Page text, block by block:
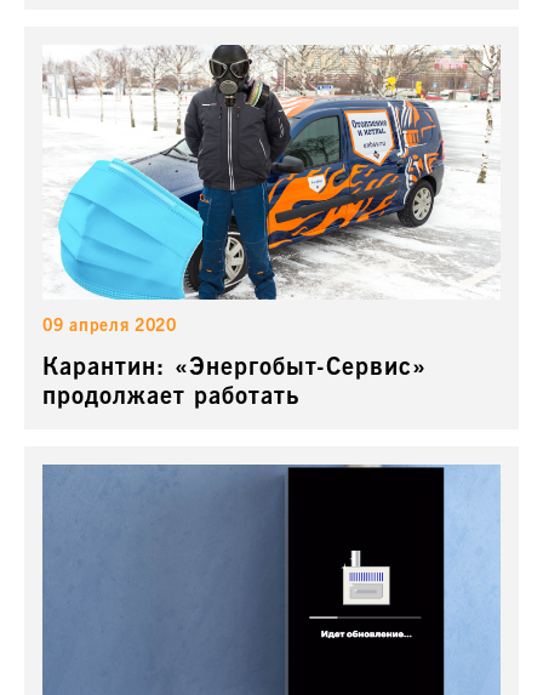
09 апреля 2020
Карантин: «Энергобыт-Сервис»
продолжает работать